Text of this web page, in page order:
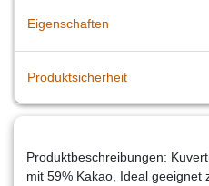
Eigenschaften
Produktsicherheit
Produktbeschreibungen:
mit 59% Kakao, Ideal geeignet